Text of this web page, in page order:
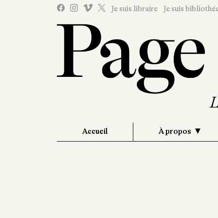
Je suis libraire Je suis
Accueil À propos